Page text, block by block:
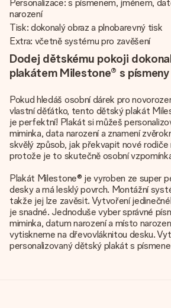
Personalizace: s písmenem, jménem,
narození
Tisk: dokonalý obraz a plnobarevný tisk
Extra: včetně systému pro zavěšení
Dodej dětskému pokoji
plakátem Milestone® s
Pokud hledáš osobní dárek pro
vlastní děťátko, tento dětský plakát
je perfektní! Plakát si můžeš
miminka, data narození a znamení
skvělý způsob, jak překvapit nové rodiče
protože je to skutečně osobní
Plakát Milestone® je vyroben ze super
desky a má lesklý povrch. Montážní
takže jej lze zavěsit. Vytvoření
je snadné. Jednoduše vyber správné
miminka, datum narození a místo
vytiskneme na dřevovláknitou desku.
personalizovaný dětský plakát s